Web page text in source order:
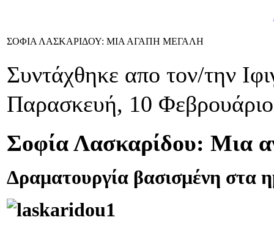
ΣΟΦΙΑ ΛΑΣΚΑΡΙΔΟΥ: ΜΙΑ ΑΓΑΠΗ ΜΕΓΑΛΗ
Συντάχθηκε απο τον/την
Παρασκευή, 10
Σοφία Λασκαρίδου: Μια
Δραματουργία βασισμένη στα